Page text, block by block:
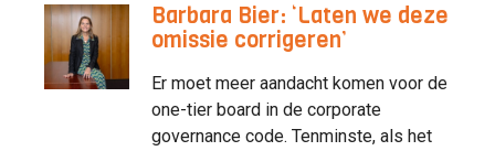
Barbara Bier: ‘Laten we deze
omissie corrigeren’
Er moet meer aandacht komen voor de
one-tier board in de corporate
governance code. Tenminste, als het